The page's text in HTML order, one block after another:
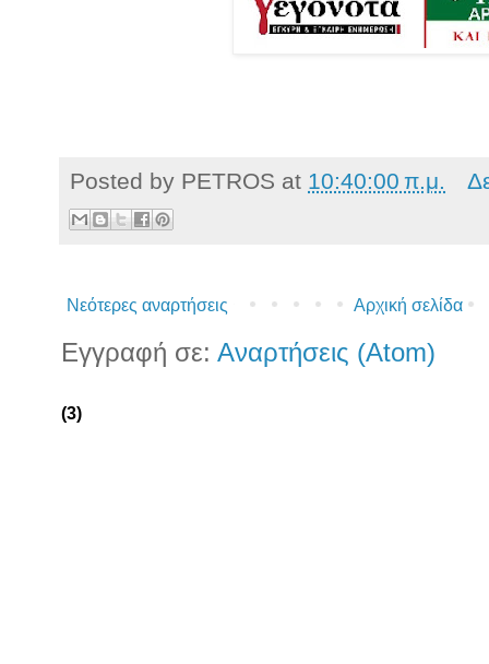
Posted by PETROS at 10:40:00 π.μ.
Νεότερες αναρτήσεις Αρχική σελίδα
Εγγραφή σε: Αναρτήσεις (Atom)
(3)